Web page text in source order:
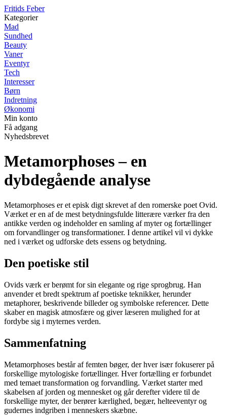
Fritids Feber
Kategorier
Mad
Sundhed
Beauty
Vaner
Eventyr
Tech
Interesser
Børn
Indretning
Økonomi
Min konto
Få adgang
Nyhedsbrevet
Metamorphoses – en
dybdegående analyse
Metamorphoses er et episk digt skrevet af den romerske poet Ovid.
Værket er en af de mest betydningsfulde litterære værker fra den
antikke verden og indeholder en samling af myter og fortællinger
om forvandlinger og transformationer. I denne artikel vil vi dykke
ned i værket og udforske dets essens og betydning.
Den poetiske stil
Ovids værk er berømt for sin elegante og rige sprogbrug. Han
anvender et bredt spektrum af poetiske teknikker, herunder
metaphorer, beskrivende billeder og symbolske referencer. Dette
skaber en magisk atmosfære og giver læseren mulighed for at
fordybe sig i myternes verden.
Sammenfatning
Metamorphoses består af femten bøger, der hver især fokuserer på
forskellige mytologiske fortællinger. Hver fortælling er forbundet
med temaet transformation og forvandling. Værket starter med
skabelsen af jorden og mennesket og går derefter videre til de
forskellige myter, der berører kærlighed, begær, helteeventyr og
gudernes indgriben i menneskers skæbne.